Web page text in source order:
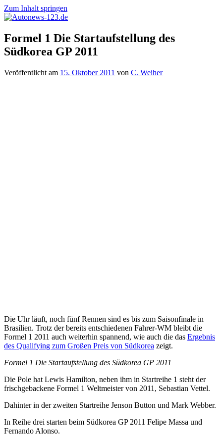
Zum Inhalt springen
Autonews-
123.de
Autonews
mit
Charme
Formel 1 Die Startaufstellung des
Südkorea GP 2011
Veröffentlicht am 15. Oktober 2011 von C. Weiher
Die Uhr läuft, noch fünf Rennen sind es bis zum Saisonfinale in
Brasilien. Trotz der bereits entschiedenen Fahrer-WM bleibt die
Formel 1 2011 auch weiterhin spannend, wie auch die das Ergebnis
des Qualifying zum Großen Preis von Südkorea zeigt.
Formel 1 Die Startaufstellung des Südkorea GP 2011
Die Pole hat Lewis Hamilton, neben ihm in Startreihe 1 steht der
frischgebackene Formel 1 Weltmeister von 2011, Sebastian Vettel.
Dahinter in der zweiten Startreihe Jenson Button und Mark Webber.
In Reihe drei starten beim Südkorea GP 2011 Felipe Massa und
Fernando Alonso.